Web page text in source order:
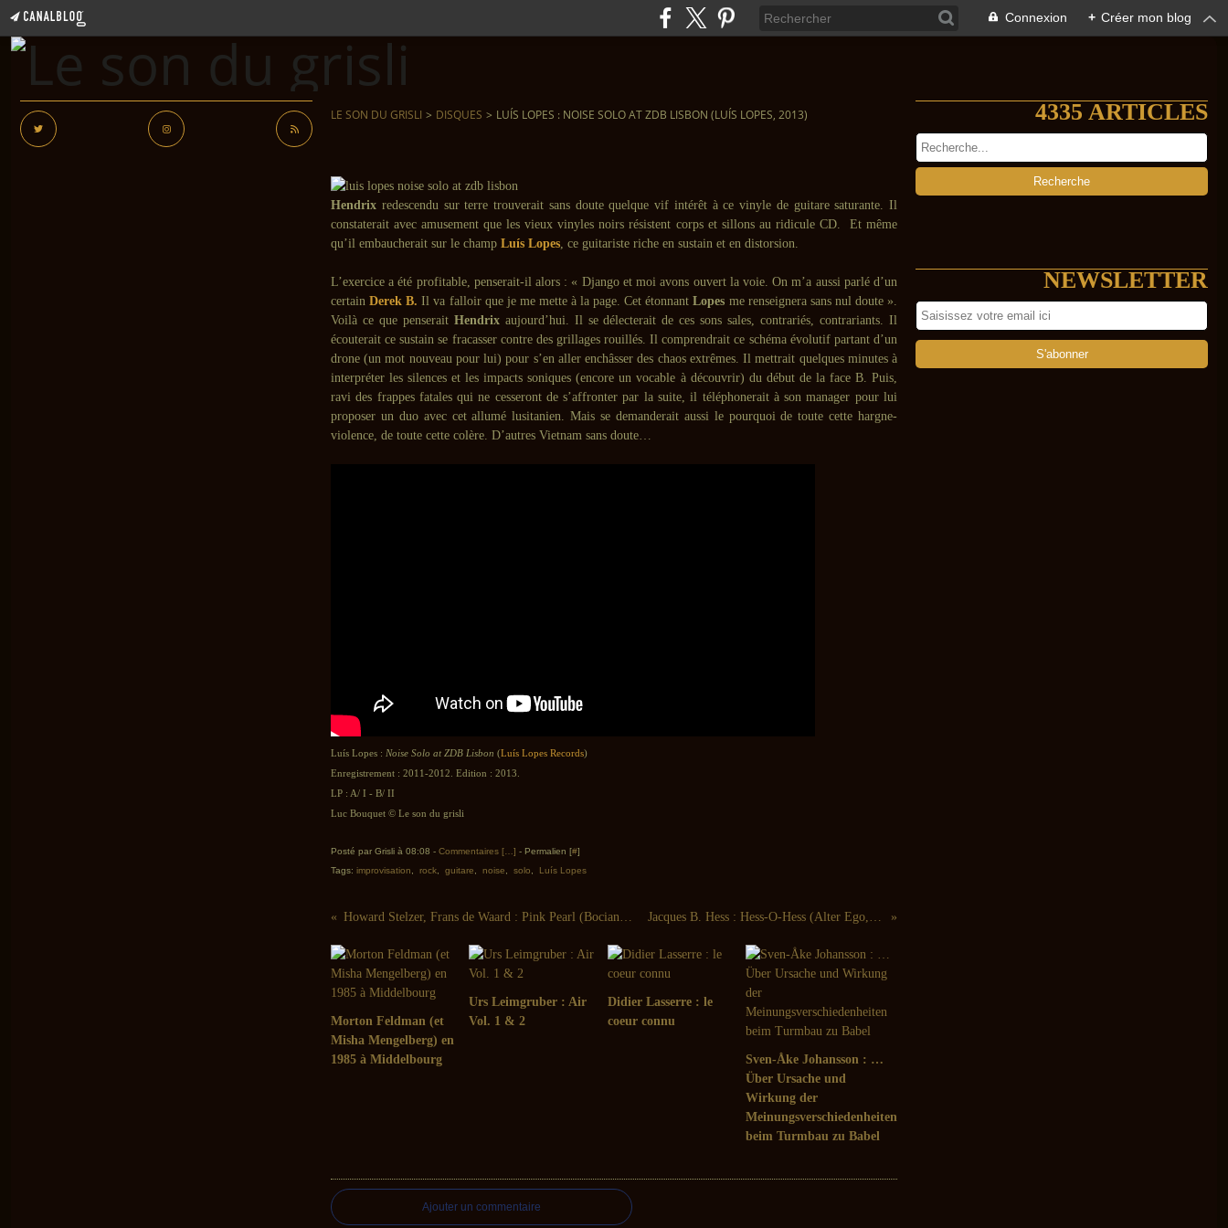
Connexion + Créer mon blog
LE SON DU GRISLI > DISQUES > LUÍS LOPES : NOISE SOLO AT ZDB LISBON (LUÍS LOPES, 2013)
Hendrix redescendu sur terre trouverait sans doute quelque vif intérêt à ce vinyle de guitare saturante. Il
constaterait avec amusement que les vieux vinyles noirs résistent corps et sillons au ridicule CD. Et même
qu’il embaucherait sur le champ Luís Lopes, ce guitariste riche en sustain et en distorsion.
L’exercice a été profitable, penserait-il alors : « Django et moi avons ouvert la voie. On m’a aussi parlé d’un
certainDerek B. Il va falloir que je me mette à la page. Cet étonnantLopes me renseignera sans nul doute ».
Voilà ce que penserait Hendrixaujourd’hui. Il se délecterait de ces sons sales, contrariés, contrariants. Il
écouterait ce sustain se fracasser contre des grillages rouillés. Il comprendrait ce schéma évolutif partant d’un
drone (un mot nouveau pour lui) pour s’en aller enchâsser des chaos extrêmes. Il mettrait quelques minutes à
interpréter les silences et les impacts soniques (encore un vocable à découvrir) du début de la face B. Puis,
ravi des frappes fatales qui ne cesseront de s’affronter par la suite, il téléphonerait à son manager pour lui
proposer un duo avec cet allumé lusitanien. Mais se demanderait aussi le pourquoi de toute cette hargne-
violence, de toute cette colère. D’autres Vietnam sans doute…
Luís Lopes : Noise Solo at ZDB Lisbon (Luís Lopes Records)
Enregistrement : 2011-2012. Edition : 2013.
LP : A/ I - B/ II
Luc Bouquet © Le son du grisli
Posté par Grisli à 08:08 - Commentaires [ ] - Permalien [#]
Tags: improvisation rock guitare noise solo Luís Lopes
Howard Stelzer, Frans de Waard : Pink Pearl (Bocian, 2013) Jacques B. Hess : Hess-O-Hess (Alter Ego, 2013)
Morton Feldman (et
Misha Mengelberg) en
1985 à Middelbourg
Urs Leimgruber : Air
Vol. 1 & 2
Didier Lasserre : le
coeur connu
Sven-Åke Johansson : …
Über Ursache und
Wirkung der
Meinungsverschiedenheiten
beim Turmbau zu Babel
Ajouter un commentaire
4335 ARTICLES
NEWSLETTER